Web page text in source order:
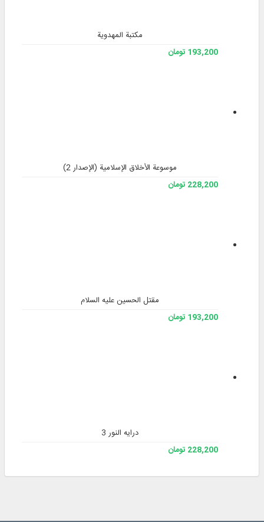
مكتبة المهدوية
193,200 تومان
موسوعة الأخلاق الإسلامیة (الإصدار 2)
228,200 تومان
مقتل الحسین علیه السلام
193,200 تومان
درایه النور 3
228,200 تومان